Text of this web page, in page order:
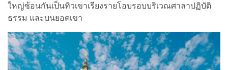
ใหญ่ซ้อนกันเป็นทิวเขาเรียงรายโอบรอบบริเวณศาลาปฏิบัติ
ธรรม และบนยอดเขา